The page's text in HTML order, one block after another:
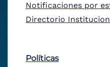
Notificaciones por
Directorio
Políticas